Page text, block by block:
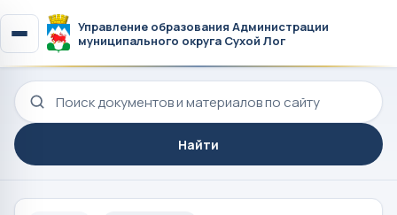
Управление образования Администрации
муниципального округа Сухой Лог
Поиск по сайту
Найти